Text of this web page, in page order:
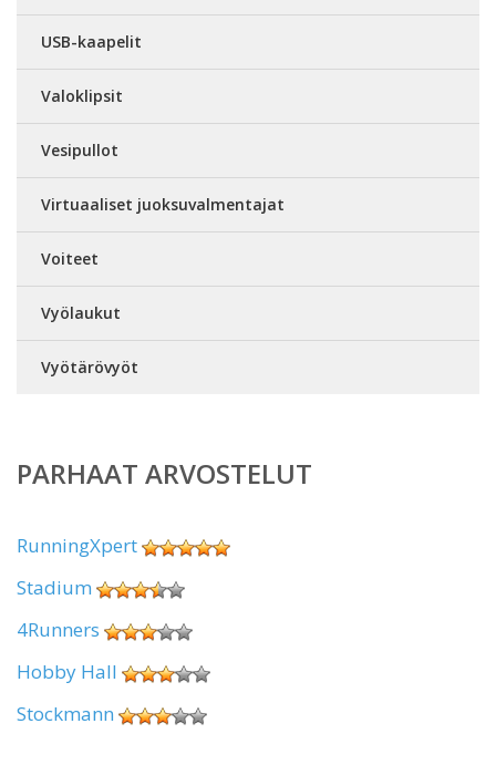
USB-kaapelit
Valoklipsit
Vesipullot
Virtuaaliset juoksuvalmentajat
Voiteet
Vyölaukut
Vyötärövyöt
PARHAAT ARVOSTELUT
RunningXpert
Stadium
4Runners
Hobby Hall
Stockmann